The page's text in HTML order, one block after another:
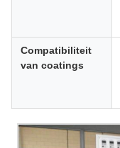
Compatibiliteit
van coatings